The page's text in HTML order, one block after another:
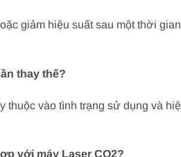
giảm hiệu suất sau một thời
thay thế?
vào tình trạng sử dụng và
với máy Laser CO2?